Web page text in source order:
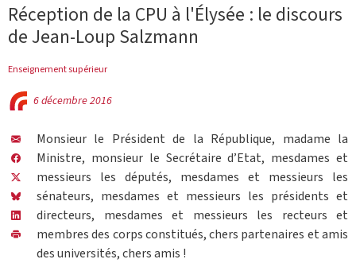
Réception de la CPU à l'Élysée : le discours
de Jean-Loup Salzmann
Enseignement supérieur
6 décembre 2016
Monsieur le Président de la République, madame la
Ministre, monsieur le Secrétaire d’Etat, mesdames et
messieurs les députés, mesdames et messieurs les
sénateurs, mesdames et messieurs les présidents et
directeurs, mesdames et messieurs les recteurs et
membres des corps constitués, chers partenaires et amis
des universités, chers amis !